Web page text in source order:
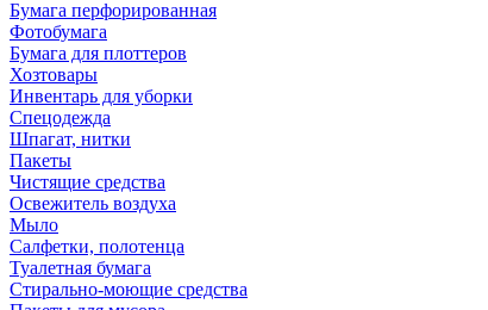
Бумага перфорированная
Фотобумага
Бумага для плоттеров
Хозтовары
Инвентарь для уборки
Спецодежда
Шпагат, нитки
Пакеты
Чистящие средства
Освежитель воздуха
Мыло
Салфетки, полотенца
Туалетная бумага
Стирально-моющие средства